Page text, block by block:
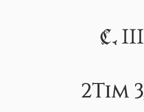
C. III
2Tim